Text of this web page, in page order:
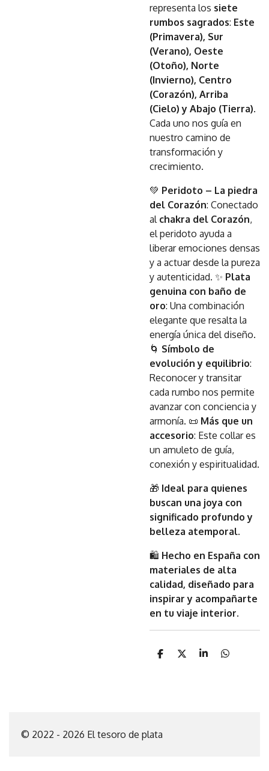
representa los siete
rumbos sagrados: Este
(Primavera), Sur
(Verano), Oeste
(Otoño), Norte
(Invierno), Centro
(Corazón), Arriba
(Cielo) y Abajo (Tierra).
Cada uno nos guía en
nuestro camino de
transformación y
crecimiento.
💚 Peridoto – La piedra
del Corazón: Conectado
al chakra del Corazón,
el peridoto ayuda a
liberar emociones densas
y a actuar desde la pureza
y autenticidad. ✨ Plata
genuina con baño de
oro: Una combinación
elegante que resalta la
energía única del diseño.
🌀 Símbolo de
evolución y equilibrio:
Reconocer y transitar
cada rumbo nos permite
avanzar con conciencia y
armonía. 📜 Más que un
accesorio: Este collar es
un amuleto de guía,
conexión y espiritualidad.
🎁 Ideal para quienes
buscan una joya con
significado profundo y
belleza atemporal.
🛍 Hecho en España con
materiales de alta
calidad, diseñado para
inspirar y acompañarte
en tu viaje interior.
C
r
C
C
C
© 2022 - 2026 El tesoro de plata